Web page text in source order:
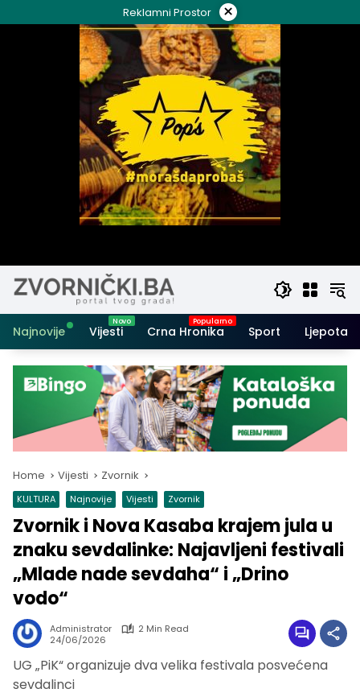
to
Reklamni Prostor ×
Najnovije Vijesti Crna Hronika Sport Ljepota i
Home Vijesti Zvornik
KULTURA Najnovije Vijesti Zvornik
Zvornik i Nova Kasaba krajem jula u
znaku sevdalinke: Najavljeni festivali
„Mlade nade sevdaha“ i „Drino
vodo“
Administrator
2 Min Read
24/06/2026
UG „PiK“ organizuje dva velika festivala posvećena
sevdalinci